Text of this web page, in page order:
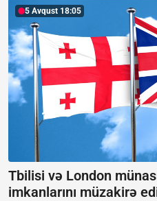
5 Avqust 18:05
Tbilisi və London
imkanlarını müzakirə